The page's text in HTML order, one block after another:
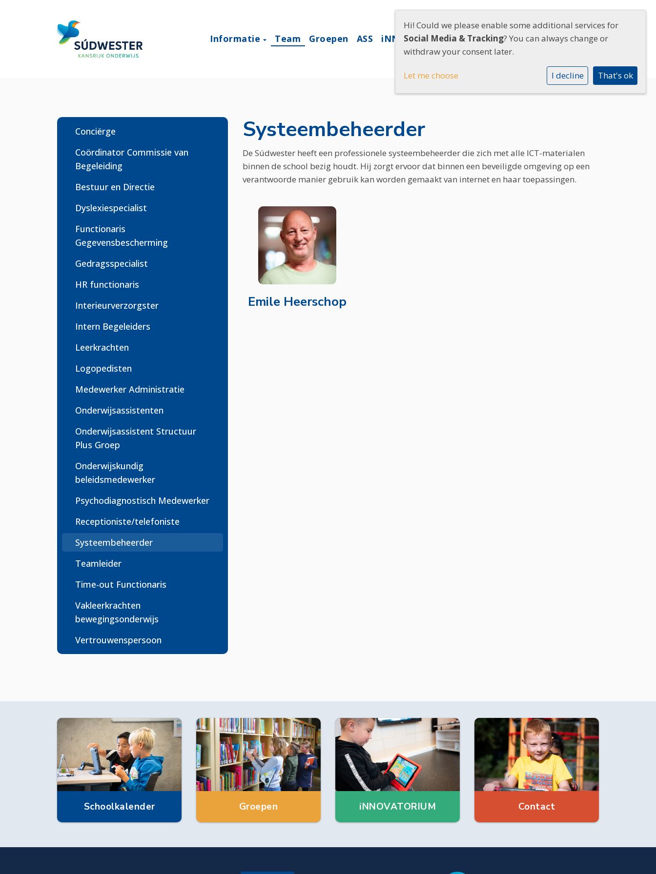
Informatie Team Groepen ASS iNNOVATORIUM Contact
Conciërge
Coördinator Commissie van
Begeleiding
Bestuur en Directie
Dyslexiespecialist
Functionaris
Gegevensbescherming
Gedragsspecialist
HR functionaris
Interieurverzorgster
Intern Begeleiders
Leerkrachten
Logopedisten
Medewerker Administratie
Onderwijsassistenten
Onderwijsassistent Structuur
Plus Groep
Onderwijskundig
beleidsmedewerker
Psychodiagnostisch Medewerker
Receptioniste/telefoniste
Systeembeheerder
Teamleider
Time-out Functionaris
Vakleerkrachten
bewegingsonderwijs
Vertrouwenspersoon
Systeembeheerder
De Súdwester heeft een professionele systeembeheerder die zich met alle ICT-materialen
binnen de school bezig houdt. Hij zorgt ervoor dat binnen een beveiligde omgeving op een
verantwoorde manier gebruik kan worden gemaakt van internet en haar toepassingen.
Emile Heerschop
Schoolkalender Groepen iNNOVATORIUM Contact
Hi! Could we please enable some additional services for
Social Media & Tracking? You can always change or
withdraw your consent later.
Let me choose I decline That's ok